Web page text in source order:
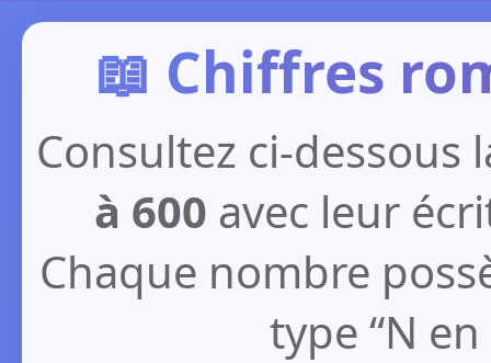
📖 Chiffres
Consultez ci-dessous
à 600 avec leur
Chaque nombre
type “N